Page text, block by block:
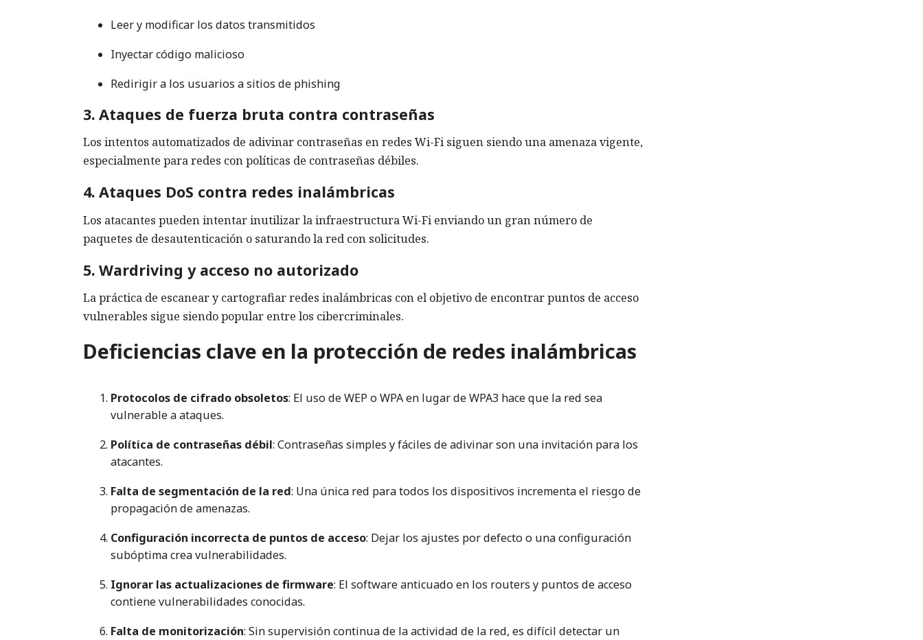
Leer y modificar los datos transmitidos
Inyectar código malicioso
Redirigir a los usuarios a sitios de phishing
3. Ataques de fuerza bruta contra contraseñas
Los intentos automatizados de adivinar contraseñas en redes Wi-Fi siguen siendo una amenaza vigente,
especialmente para redes con políticas de contraseñas débiles.
4. Ataques DoS contra redes inalámbricas
Los atacantes pueden intentar inutilizar la infraestructura Wi-Fi enviando un gran número de
paquetes de desautenticación o saturando la red con solicitudes.
5. Wardriving y acceso no autorizado
La práctica de escanear y cartografiar redes inalámbricas con el objetivo de encontrar puntos de acceso
vulnerables sigue siendo popular entre los cibercriminales.
Deficiencias clave en la protección de redes inalámbricas
Protocolos de cifrado obsoletos: El uso de WEP o WPA en lugar de WPA3 hace que la red sea
vulnerable a ataques.
Política de contraseñas débil: Contraseñas simples y fáciles de adivinar son una invitación para los
atacantes.
Falta de segmentación de la red: Una única red para todos los dispositivos incrementa el riesgo de
propagación de amenazas.
Configuración incorrecta de puntos de acceso: Dejar los ajustes por defecto o una configuración
subóptima crea vulnerabilidades.
Ignorar las actualizaciones de firmware: El software anticuado en los routers y puntos de acceso
contiene vulnerabilidades conocidas.
Falta de monitorización: Sin supervisión continua de la actividad de la red, es difícil detectar un